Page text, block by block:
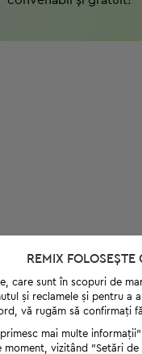
REMIX FOLOSEȘTE
care sunt în scopuri de
și reclamele și pentru
vă rugăm să confirmați
mai multe
moment, vizitând "Setări